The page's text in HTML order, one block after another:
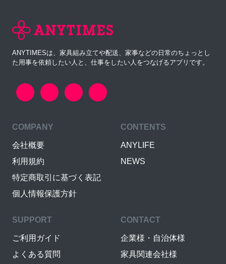
ANYTIMESは、家具組み立てや配送、家事などの日常のちょっとし
た用事を依頼したい人と、仕事をしたい人をつなげるアプリです。
COMPANY
会社概要
利用規約
特定商取引に基づく表記
個人情報保護方針
CONTENTS
ANYLIFE
NEWS
SUPPORT
ご利用ガイド
よくある質問
CONTACT
企業様・自治体様
家具関連会社様